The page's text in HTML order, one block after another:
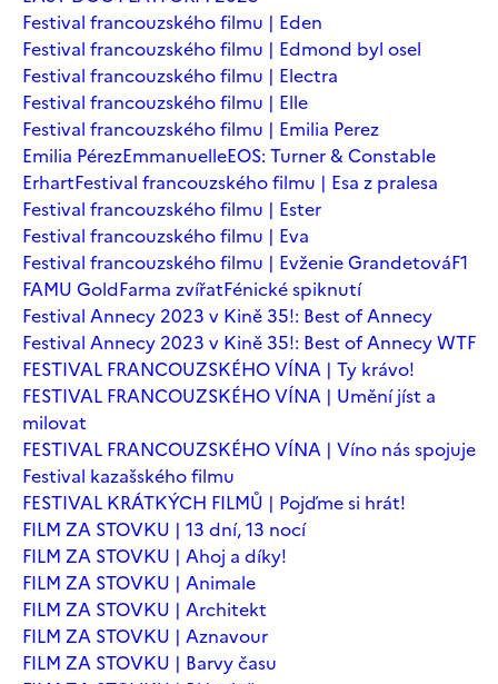
Festival francouzského filmu | Eden
Festival francouzského filmu | Edmond byl osel
Festival francouzského filmu | Electra
Festival francouzského filmu | Elle
Festival francouzského filmu | Emilia Perez
Emilia PérezEmmanuelleEOS: Turner & Constable
ErhartFestival francouzského filmu | Esa z pralesa
Festival francouzského filmu | Ester
Festival francouzského filmu | Eva
Festival francouzského filmu | Evženie GrandetováF1
FAMU GoldFarma zvířatFénické spiknutí
Festival Annecy 2023 v Kině 35!: Best of Annecy
Festival Annecy 2023 v Kině 35!: Best of Annecy WTF
FESTIVAL FRANCOUZSKÉHO VÍNA | Ty krávo!
FESTIVAL FRANCOUZSKÉHO VÍNA | Umění jíst a
milovat
FESTIVAL FRANCOUZSKÉHO VÍNA | Víno nás spojuje
Festival kazašského filmu
FESTIVAL KRÁTKÝCH FILMŮ | Pojďme si hrát!
FILM ZA STOVKU | 13 dní, 13 nocí
FILM ZA STOVKU | Ahoj a díky!
FILM ZA STOVKU | Animale
FILM ZA STOVKU | Architekt
FILM ZA STOVKU | Aznavour
FILM ZA STOVKU | Barvy času